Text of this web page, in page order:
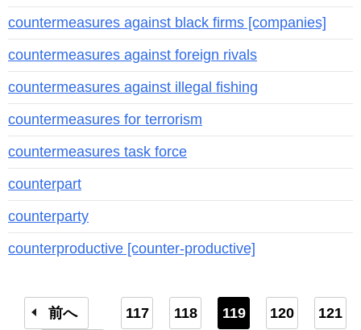
countermeasures against black firms [companies]
countermeasures against foreign rivals
countermeasures against illegal fishing
countermeasures for terrorism
countermeasures task force
counterpart
counterparty
counterproductive [counter-productive]
前へ 117 118 119 120 121